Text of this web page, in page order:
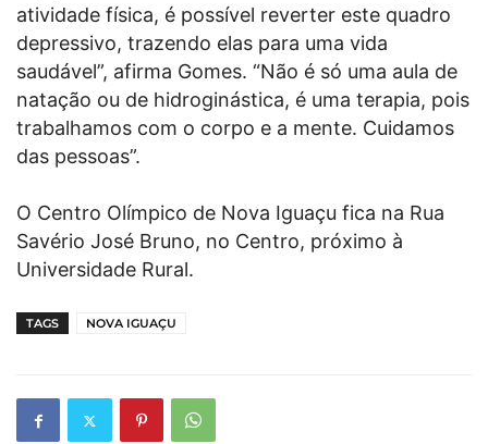
atividade física, é possível reverter este quadro
depressivo, trazendo elas para uma vida
saudável”, afirma Gomes. “Não é só uma aula de
natação ou de hidroginástica, é uma terapia, pois
trabalhamos com o corpo e a mente. Cuidamos
das pessoas”.
O Centro Olímpico de Nova Iguaçu fica na Rua
Savério José Bruno, no Centro, próximo à
Universidade Rural.
TAGS NOVA IGUAÇU